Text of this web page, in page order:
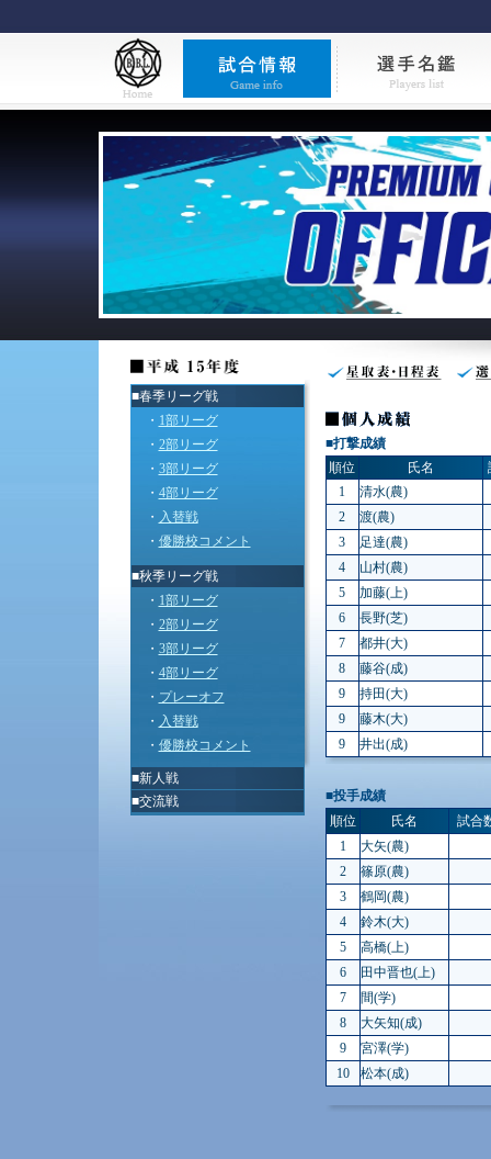
■春季リーグ戦
・ 1部リーグ
・ 2部リーグ
・ 3部リーグ
・ 4部リーグ
・ 入替戦
・ 優勝校コメント
■秋季リーグ戦
・ 1部リーグ
・ 2部リーグ
・ 3部リーグ
・ 4部リーグ
・ プレーオフ
・ 入替戦
・ 優勝校コメント
■新人戦
■交流戦
■打撃成績
順位
氏名
1
清水(農)
2
渡(農)
3
足達(農)
4
山村(農)
5
加藤(上)
6
長野(芝)
7
都井(大)
8
藤谷(成)
9
持田(大)
9
藤木(大)
9
井出(成)
■投手成績